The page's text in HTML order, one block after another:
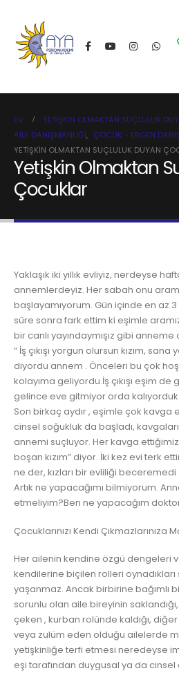
EV
YETIŞKIN OLMAKTAN SUÇLULUK
AILE DANIŞMANLIĞI, ÇOCUK - ERGEN
YETIŞKIN OLMAKTAN SUÇLULUK DUYAN
Yetişkin Olmaktan
Çocuklar
Yaklaşık iki yıllık evliyiz, nerdeyse
annemlerdeyiz. Her sabah onu
başlayamıyorum. Gün içinde en az
süre sonra fark ettim ki eşimle
bir canlı yayındaymışız gibi anneme
“ İş çıkışı yorgun olursun kızım,
diyordu annem . Önceleri bu çok
kolayıma geliyordu.İş çıkışı eşim
gelince eve gitmiyor orda kalıyorduk.
Son birkaç aydır , eşimle çok kavga
cinsel soğukluk da başladı,
annemi suçluyor. Her kavga
boşan kızım” diyor. İki kez evi terk
ne der, kızları bir evliliği
Artık ne yapacağımı bilmiyorum.
etmeliyim?Ben ne yapacağım
Çocuklarınızı Kendi Çıkmazlarınıza
Her ailenin kendine özgü dengeleri
kendilerine biçilen rolleri
yaşanmaz. Ancak birbirine bağımlı
sorunlu olan aile bireyinin saklandığı,
çeken , kurban rolünde kaldığı,
veya zulüm eden olduğu ailelerde
yetişkinliğe terfi etmesi neredeyse
eşi tarafından duygusal ya da cinsel